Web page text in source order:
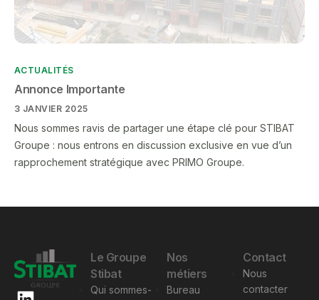
ACTUALITÉS
Annonce Importante
3 JANVIER 2025
Nous sommes ravis de partager une étape clé pour STIBAT
Groupe : nous entrons en discussion exclusive en vue d’un
rapprochement stratégique avec PRIMO Groupe.
Le Groupe
Stibat
Qui sommes-
Nos
métiers
Bureau
Contact
Nous
contacter